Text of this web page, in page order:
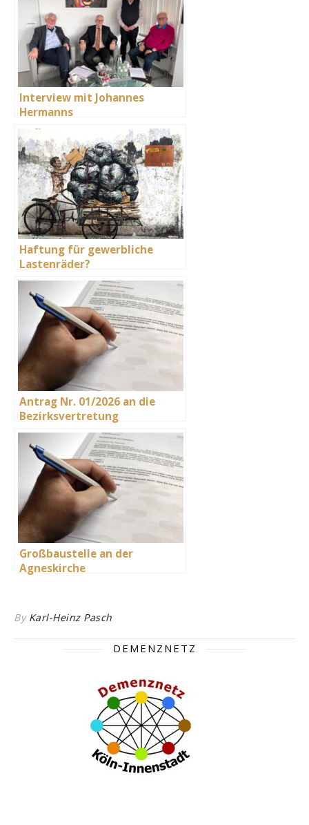
Interview mit Johannes
Hermanns
Haftung für gewerbliche
Lastenräder?
Antrag Nr. 01/2026 an die
Bezirksvertretung
Großbaustelle an der
Agneskirche
By Karl-Heinz Pasch
DEMENZNETZ